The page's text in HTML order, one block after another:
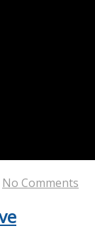
No Comments